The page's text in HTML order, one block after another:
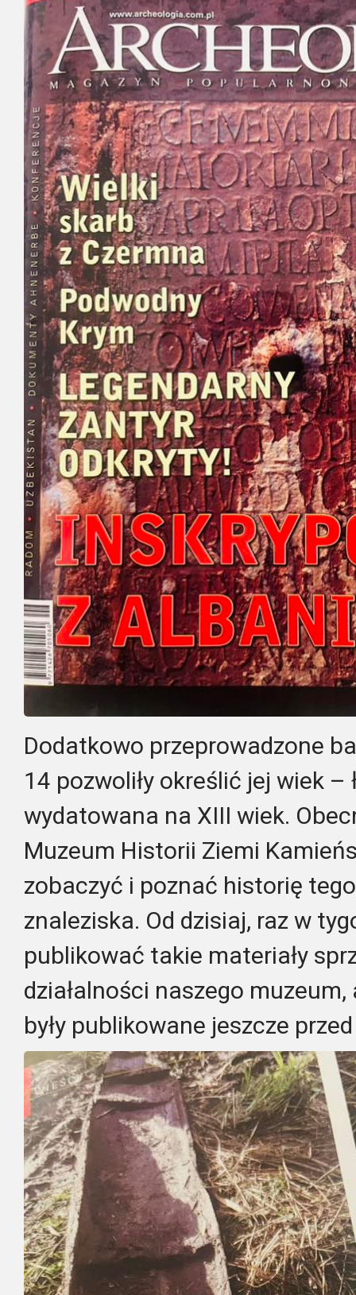
Dodatkowo przeprowadzone
14 pozwoliły określić jej wiek –
wydatowana na XIII wiek.
Muzeum Historii Ziemi
zobaczyć i poznać historię
znaleziska. Od dzisiaj, raz w
publikować takie materiały
działalności naszego
były publikowane jeszcze